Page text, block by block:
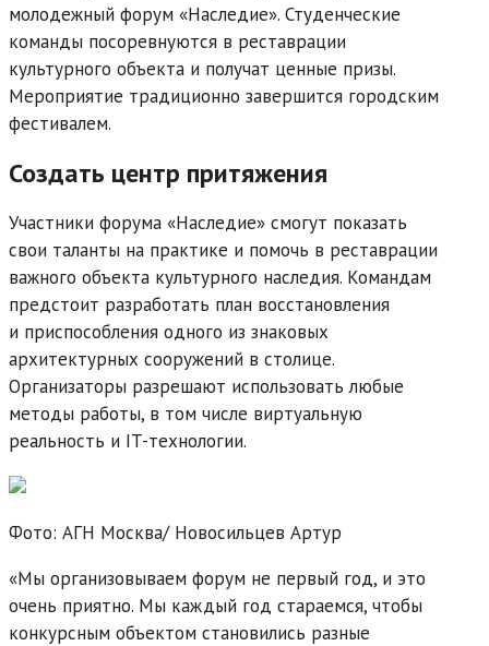
молодежный форум «Наследие». Студенческие
команды посоревнуются в реставрации
культурного объекта и получат ценные призы.
Мероприятие традиционно завершится городским
фестивалем.
Создать центр притяжения
Участники форума «Наследие» смогут показать
свои таланты на практике и помочь в реставрации
важного объекта культурного наследия. Командам
предстоит разработать план восстановления
и приспособления одного из знаковых
архитектурных сооружений в столице.
Организаторы разрешают использовать любые
методы работы, в том числе виртуальную
реальность и IT-технологии.
Фото: АГН Москва/ Новосильцев Артур
«Мы организовываем форум не первый год, и это
очень приятно. Мы каждый год стараемся, чтобы
конкурсным объектом становились разные